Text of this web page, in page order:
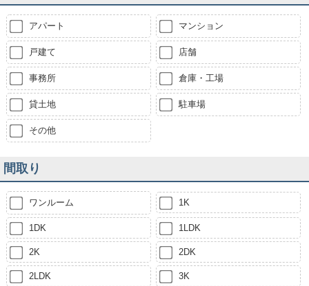
アパート マンション
戸建て 店舗
事務所 倉庫・工場
貸土地 駐車場
その他
間取り
ワンルーム 1K
1DK 1LDK
2K 2DK
2LDK 3K